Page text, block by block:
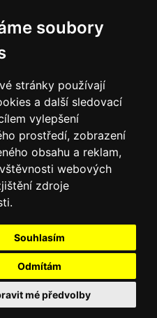
soubory
stránky používají
a další sledovací
vylepšení
prostředí, zobrazení
obsahu a reklam,
webových
zdroje
Souhlasím
Odmítám
mé předvolby
dotazy nezůstanou bez odezvy.
O WEBU